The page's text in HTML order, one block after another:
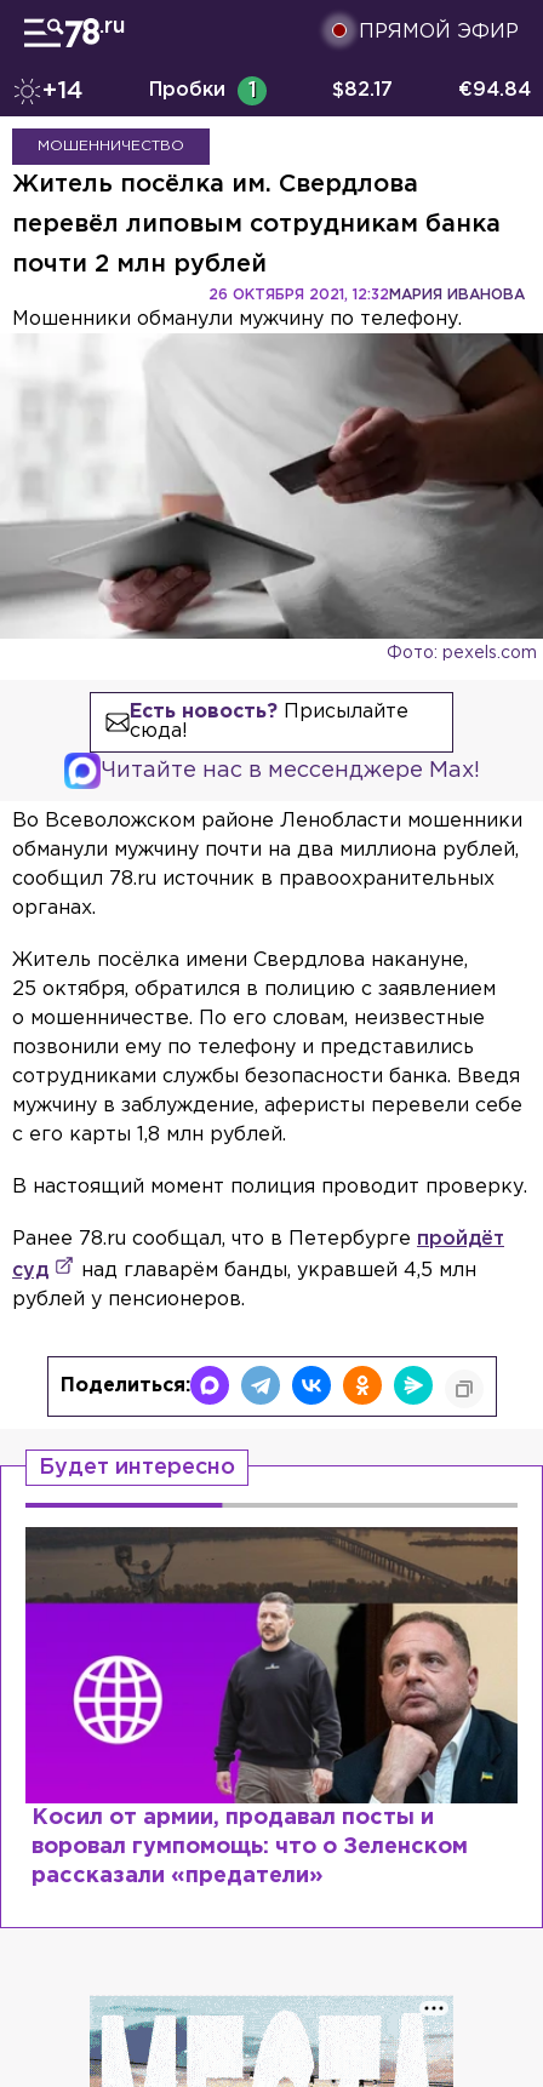
ПРЯМОЙ ЭФИР
+14 Пробки 1 $82.17 €94.84
МОШЕННИЧЕСТВО
Житель посёлка им. Свердлова
перевёл липовым сотрудникам банка
почти 2 млн рублей
МАРИЯ ИВАНОВА
26 ОКТЯБРЯ 2021, 12:32
Мошенники обманули мужчину по телефону.
Фото: pexels.com
Есть новость?Присылайте
сюда!
Читайте нас в мессенджере Max!
Во Всеволожском районе Ленобласти мошенники
обманули мужчину почти на два миллиона рублей,
сообщил 78.ru источник в правоохранительных
органах.
Житель посёлка имени Свердлова накануне,
25 октября, обратился в полицию с заявлением
о мошенничестве. По его словам, неизвестные
позвонили ему по телефону и представились
сотрудниками службы безопасности банка. Введя
мужчину в заблуждение, аферисты перевели себе
с его карты 1,8 млн рублей.
В настоящий момент полиция проводит проверку.
Ранее 78.ru сообщал, что в Петербурге пройдёт
суд
над главарём банды, укравшей 4,5 млн
рублей у пенсионеров.
Поделиться:
Будет интересно
Рыдает из-за мужа, но опять флиртует с
Лазаревым: как Лера Кудрявцева
сходит с ума